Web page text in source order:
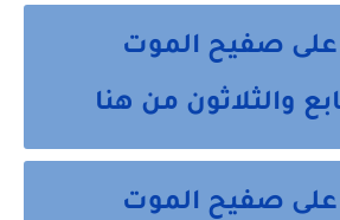
صفيح الموت
والثلاثون من هنا
صفيح الموت